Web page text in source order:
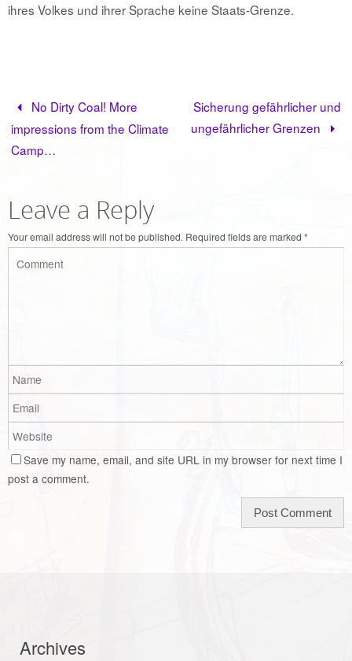
ihres Volkes und ihrer Sprache keine Staats-Grenze.
No Dirty Coal! More
impressions from the Climate
Camp…
Sicherung gefährlicher und
ungefährlicher Grenzen
Leave a Reply
Your email address will not be published. Required fields are marked *
Save my name, email, and site URL in my browser for next time I
post a comment.
Archives